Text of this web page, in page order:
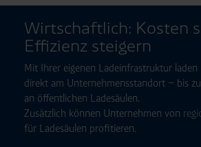
Wirtschaftlich: Kosten
Effizienz steigern
Mit Ihrer eigenen Lade­infra­struktur laden
direkt am Unternehmens­standort – bis
an öffentlichen Ladesäulen.
Zusätzlich können Unternehmen von
für Ladesäulen profitieren.